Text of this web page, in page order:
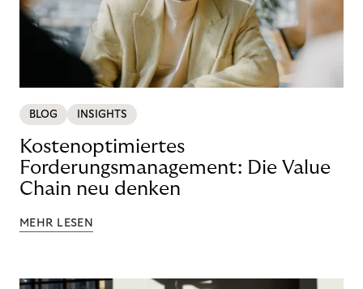
BLOG INSIGHTS
Kostenoptimiertes
Forderungsmanagement: Die Value
Chain neu denken
MEHR LESEN